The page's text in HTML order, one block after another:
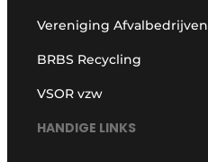
Vereniging Afvalbedrijven
BRBS Recycling
VSOR vzw
HANDIGE LINKS